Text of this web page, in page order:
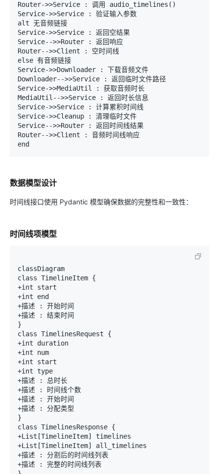
Router->>Service : 调用 audio_timelines()
Service->>Service : 验证输入参数
alt 无音频链接
Service->>Service : 返回空结果
Service-->>Router : 返回响应
Router-->>Client : 空时间线
else 有音频链接
Service->>Downloader : 下载音频文件
Downloader-->>Service : 返回临时文件路径
Service->>MediaUtil : 获取音频时长
MediaUtil-->>Service : 返回时长信息
Service->>Service : 计算累积时间线
Service->>Cleanup : 清理临时文件
Service-->>Router : 返回时间线结果
Router-->>Client : 音频时间线响应
数据模型设计
时间线接口使用 Pydantic 模型确保数据的完整性和一致性：
时间线项模型
classDiagram
class TimelineItem {
+int start
+int end
+描述 : 开始时间
+描述 : 结束时间
}
class TimelinesRequest {
+int duration
+int num
+int start
+int type
+描述 : 总时长
+描述 : 时间线个数
+描述 : 开始时间
+描述 : 分配类型
}
class TimelinesResponse {
+List[TimelineItem] timelines
+List[TimelineItem] all_timelines
+描述 : 分割后的时间线列表
+描述 : 完整的时间线列表